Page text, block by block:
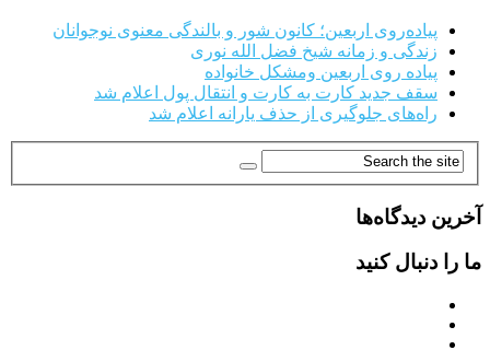
پیاده‌روی اربعین؛ کانون شور و بالندگی معنوی نوجوانان
زندگی و زمانه شیخ فضل الله نوری
پیاده روی اربعین ومشکل خانواده
سقف جدید کارت به کارت و انتقال پول اعلام شد
راه‌های جلوگیری از حذف یارانه اعلام شد
آخرین دیدگاه‌ها
ما را دنبال کنید